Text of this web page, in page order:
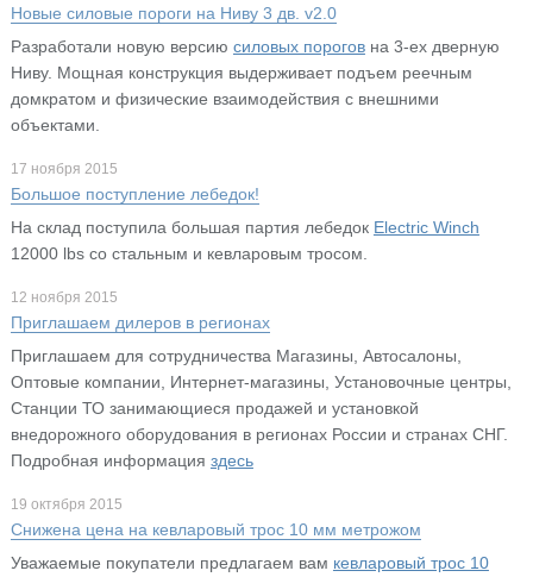
Новые силовые пороги на Ниву 3 дв. v2.0
Разработали новую версию силовых пороговна 3-ех дверную
Ниву. Мощная конструкция выдерживает подъем реечным
домкратом и физические взаимодействия с внешними
объектами.
17 ноября 2015
Большое поступление лебедок!
На склад поступила большая партия лебедок Electric Winch
12000 lbs со стальным и кевларовым тросом.
12 ноября 2015
Приглашаем дилеров в регионах
Приглашаем для сотрудничества Магазины, Автосалоны,
Оптовые компании, Интернет-магазины, Установочные центры,
Станции ТО занимающиеся продажей и установкой
внедорожного оборудования в регионах России и странах СНГ.
Подробная информация здесь
19 октября 2015
Снижена цена на кевларовый трос 10 мм метрожом
Уважаемые покупатели предлагаем вам кевларовый трос 10